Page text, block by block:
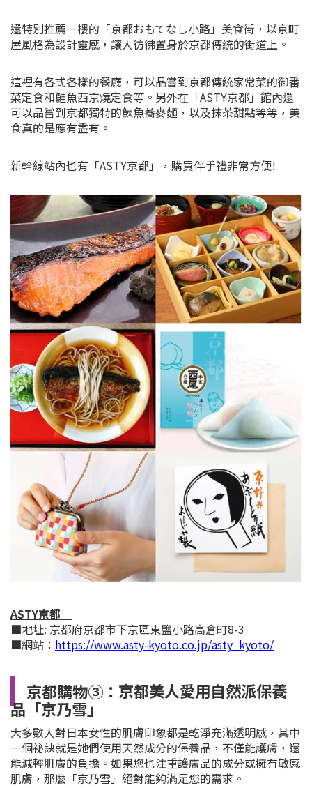
還特別推薦一樓的「京都おもてなし小路」美食街，以京町
屋風格為設計靈感，讓人彷彿置身於京都傳統的街道上。
這裡有各式各樣的餐廳，可以品嘗到京都傳統家常菜的御番
菜定食和鮭魚西京燒定食等。另外在「ASTY京都」館內還
可以品嘗到京都獨特的鰊魚蕎麥麵，以及抹茶甜點等等，美
食真的是應有盡有。
新幹線站內也有「ASTY京都」，購買伴手禮非常方便!
ASTY京都
■地址: 京都府京都市下京區東鹽小路高倉町8-3
■網站： https://www.asty-kyoto.co.jp/asty_kyoto/
京都購物③： 京都美人愛用自然派保養
品「京乃雪」
大多數人對日本女性的肌膚印象都是乾淨充滿透明感，其中
一個祕訣就是她們使用天然成分的保養品，不僅能護膚，還
能減輕肌膚的負擔。如果您也注重護膚品的成分或擁有敏感
肌膚，那麼「京乃雪」絕對能夠滿足您的需求。